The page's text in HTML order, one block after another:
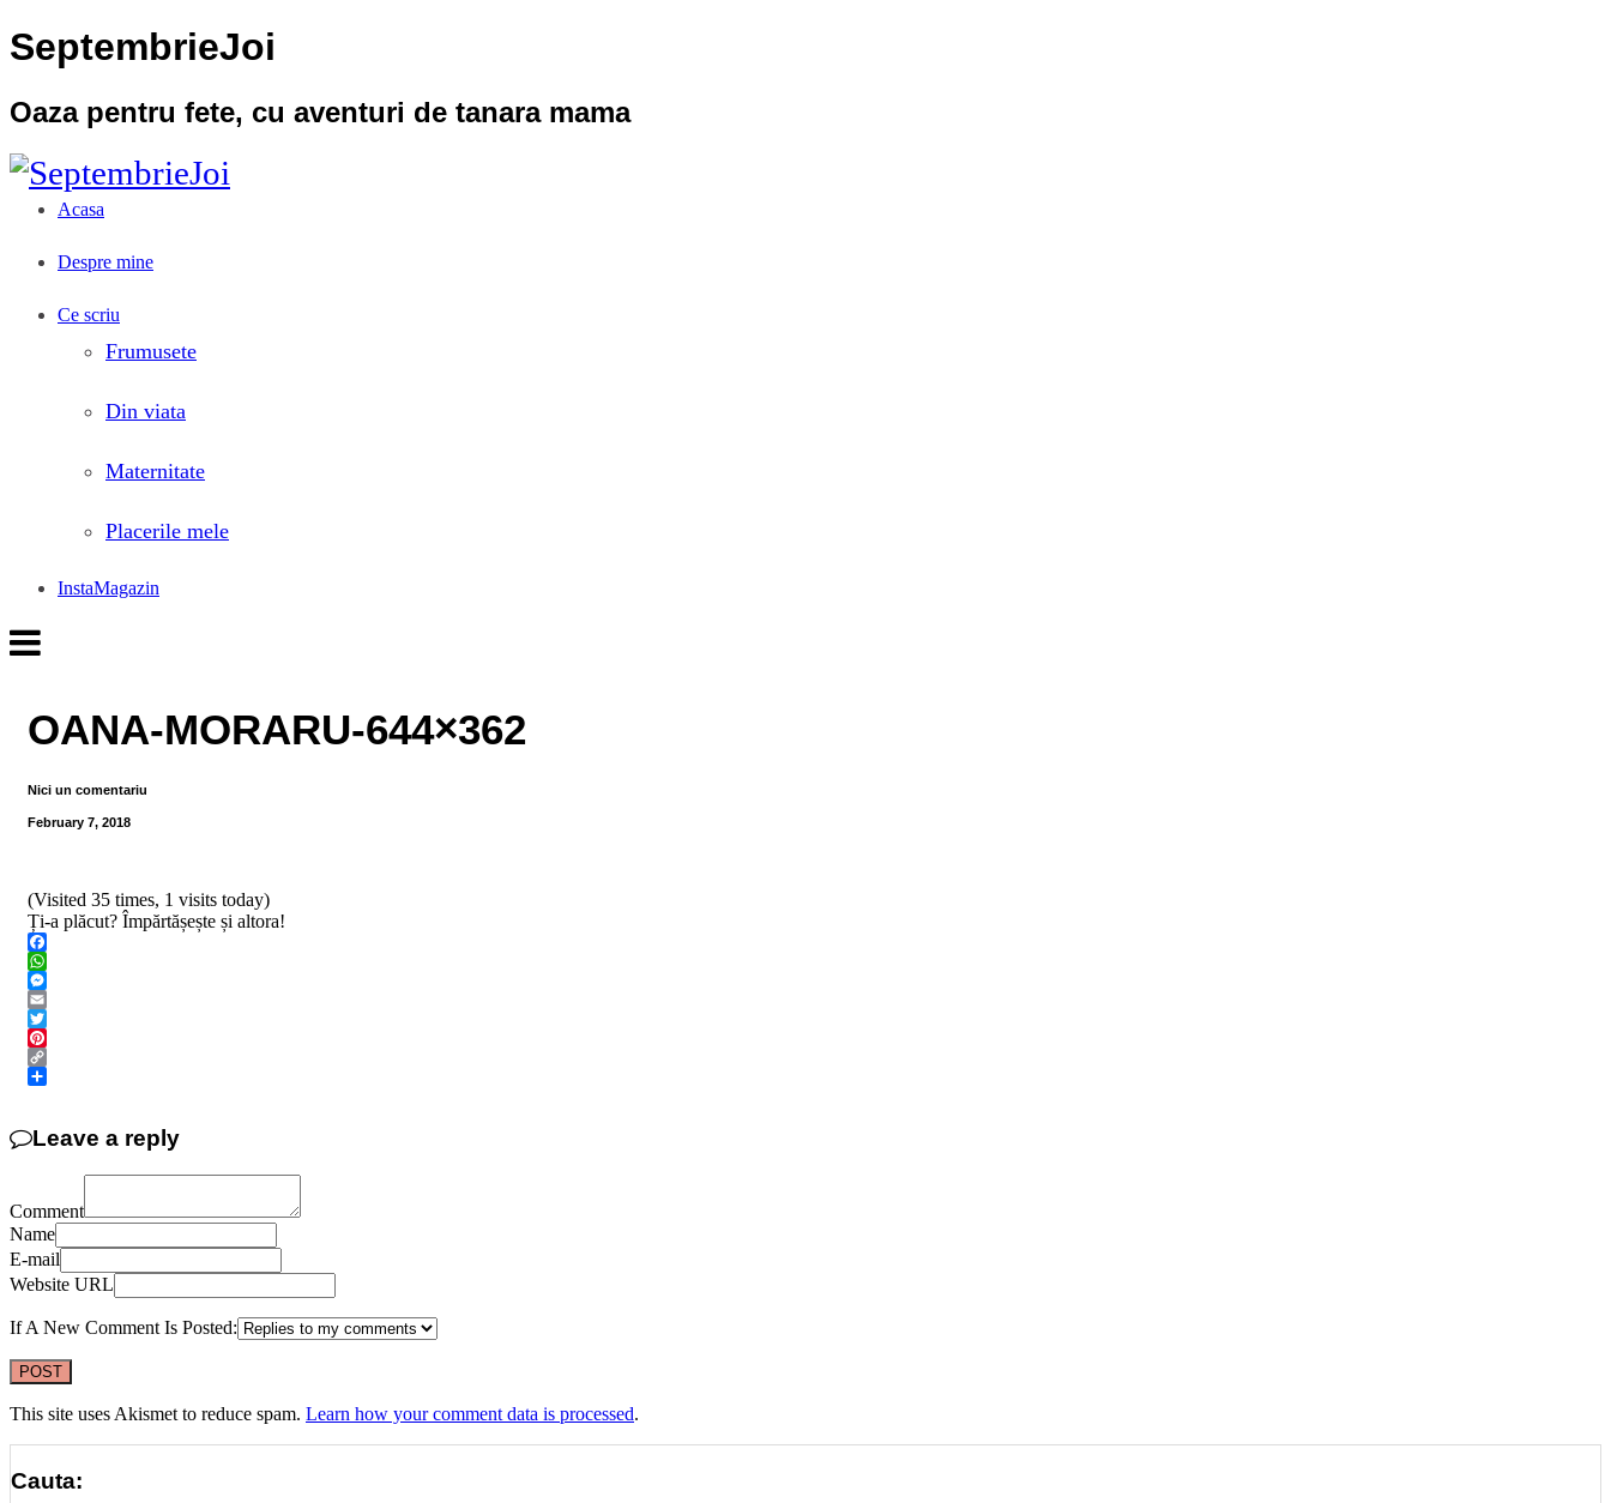
SeptembrieJoi
Oaza pentru fete, cu aventuri de tanara mama
Acasa
Despre mine
Ce scriu
Frumusete
Din viata
Maternitate
Placerile mele
InstaMagazin
OANA-MORARU-644×362
Nici un comentariu
February 7, 2018
(Visited 35 times, 1 visits today)
Ți-a plăcut? Împărtășește și altora!
Facebook
WhatsApp
Messenger
Email
Twitter
Pinterest
Copy
Leave a reply
Comment
Name
E-mail
Website URL
If A New Comment Is Posted:
This site uses Akismet to reduce spam. Learn how your comment data is processed.
Cauta: